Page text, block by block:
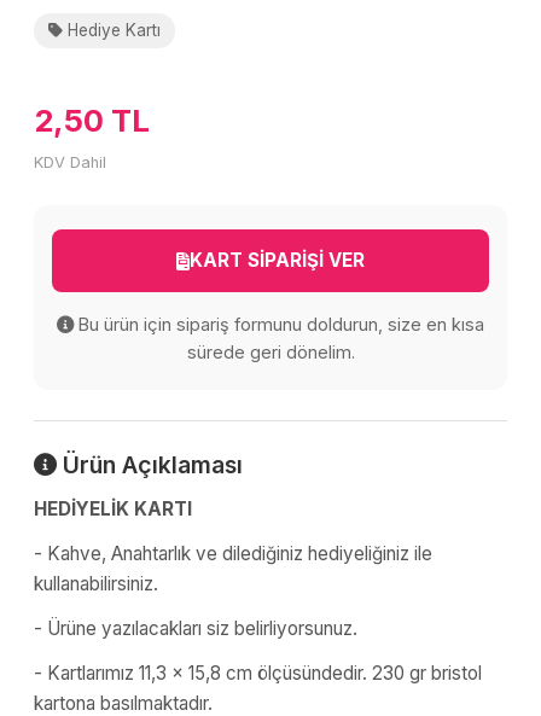
Hediye Kartı
2,50 TL
KDV Dahil
KART SİPARİŞİ VER
Bu ürün için sipariş formunu doldurun, size en kısa
sürede geri dönelim.
Ürün Açıklaması
HEDİYELİK KARTI
- Kahve, Anahtarlık ve dilediğiniz hediyeliğiniz ile
kullanabilirsiniz.
- Ürüne yazılacakları siz belirliyorsunuz.
- Kartlarımız 11,3 x 15,8 cm ölçüsündedir. 230 gr bristol
kartona basılmaktadır.